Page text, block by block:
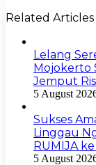
Related Articles
Lelang
Mojokerto
Jemput
5 August
Sukses
Linggau
RUMIJA
5 August